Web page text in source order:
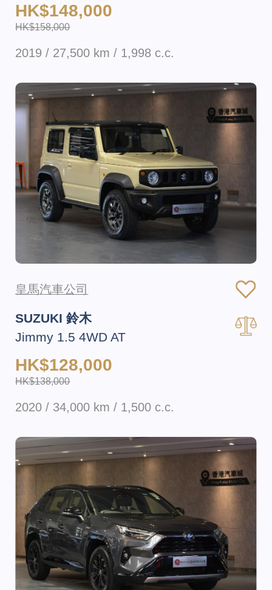
HK$148,000
HK$158,000
2019 / 27,500 km / 1,998 c.c.
皇馬汽車公司
SUZUKI 鈴木
Jimmy 1.5 4WD AT
HK$128,000
HK$138,000
2020 / 34,000 km / 1,500 c.c.